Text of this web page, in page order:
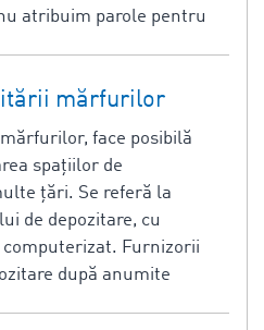
atribuim parole pentru
mărfurilor
face posibilă
spațiilor de
țări. Se referă la
de depozitare, cu
Furnizorii
după anumite